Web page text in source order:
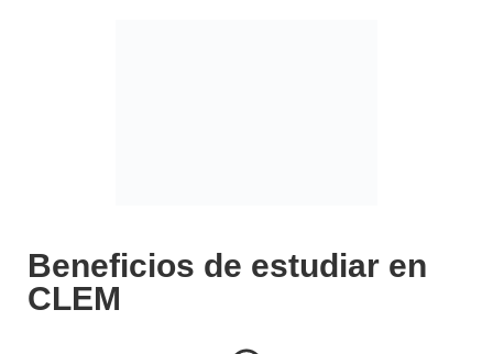
Beneficios de estudiar en
CLEM